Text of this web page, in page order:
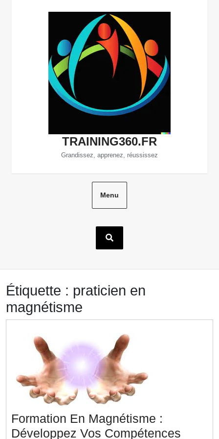
TRAINING360.FR
Grandissez, apprenez, réussissez
Menu
Étiquette : praticien en
magnétisme
Formation En Magnétisme :
Développez Vos Compétences